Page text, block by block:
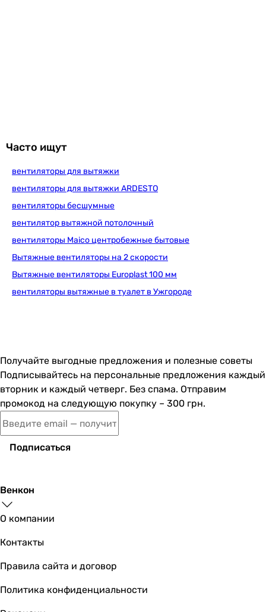
Часто ищут
вентиляторы для вытяжки
вентиляторы для вытяжки ARDESTO
вентиляторы бесшумные
вентилятор вытяжной потолочный
вентиляторы Maico центробежные бытовые
Вытяжные вентиляторы на 2 скорости
Вытяжные вентиляторы Europlast 100 мм
вентиляторы вытяжные в туалет в Ужгороде
Получайте выгодные предложения и полезные советы
Подписывайтесь на персональные предложения каждый
вторник и каждый четверг. Без спама. Отправим
промокод на следующую покупку – 300 грн.
Подписаться
Венкон
О компании
Контакты
Правила сайта и договор
Политика конфиденциальности